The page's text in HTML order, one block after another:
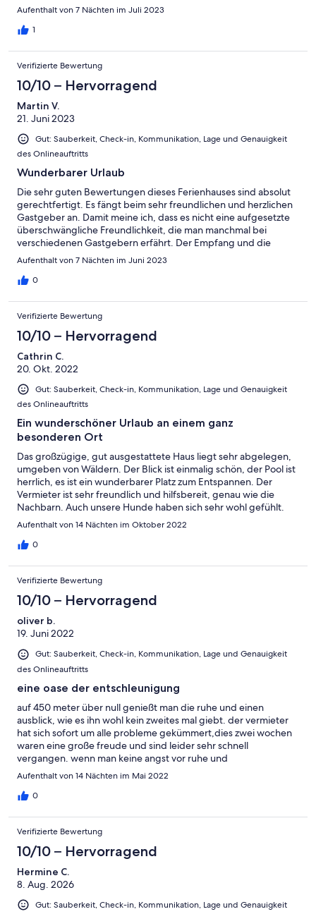
Aufenthalt von 7 Nächten im Juli 2023
1
Verifizierte Bewertung
10/10 – Hervorragend
Martin V.
21. Juni 2023
Gut: Sauberkeit, Check-in, Kommunikation, Lage und Genauigkeit
des Onlineauftritts
Wunderbarer Urlaub
Die sehr guten Bewertungen dieses Ferienhauses sind absolut
gerechtfertigt. Es fängt beim sehr freundlichen und herzlichen
Gastgeber an. Damit meine ich, dass es nicht eine aufgesetzte
überschwängliche Freundlichkeit, die man manchmal bei
verschiedenen Gastgebern erfährt. Der Empfang und die
Betreuung einfach ehrlich, umsorgend und bodenständig! Die
spricht etwas französisch und spanisch). Die Aussicht ist einfach
man eine total entspannende Umgebung. Das Haus ist überaus
geräumig und auch für mehr Personen durchaus bequem. Die
Einrichtung ist rustikal, aber geschmackvoll. Es ist alles
Notwendige vorhanden (Geräte, Ausstattung etc.). Die Anfahrt
erwies sich wider Erwarten als weniger schwierig. Man ist
jedoch etwas "Weg vom Schuss" - sprich, es dauert dann doch
10-15min bis man zu Geschäften des täglichen Bedarfs kommt.
Dafür ist man aber für sich (man trifft nur ganz gelegentlich den
freundlichen Nachbar). Vom Domizil ist man in relativ kurzer Zeit
am Meer (35-45min). Bei Argelès sur Mer oder Leucate findet
man auch sehr schöne Hundestrände. Für kulturelle Kurztrips
und Girona. Es ist einfach eine tolle Gegend dort in Katalonien
zwischen Frankreich und Spanien!! Wir können einen Aufenthalt
in diesem Ferienhaus für eine Familie mit Hunden
uneingeschränkt empfehlen!
Aufenthalt von 7 Nächten im Juni 2023
0
Verifizierte Bewertung
10/10 – Hervorragend
Cathrin C.
20. Okt. 2022
Gut: Sauberkeit, Check-in, Kommunikation, Lage und Genauigkeit
des Onlineauftritts
Ein wunderschöner Urlaub an einem ganz
besonderen Ort
Das großzügige, gut ausgestattete Haus liegt sehr abgelegen,
umgeben von Wäldern. Der Blick ist einmalig schön, der Pool ist
herrlich, es ist ein wunderbarer Platz zum Entspannen. Der
Vermieter ist sehr freundlich und hilfsbereit, genau wie die
Nachbarn. Auch unsere Hunde haben sich sehr wohl gefühlt.
Wir waren ein bisschen traurig, als wir wieder abreisen mussten.
Aufenthalt von 14 Nächten im Oktober 2022
0
Verifizierte Bewertung
10/10 – Hervorragend
oliver b.
19. Juni 2022
Gut: Sauberkeit, Check-in, Kommunikation, Lage und Genauigkeit
des Onlineauftritts
eine oase der entschleunigung
auf 450 meter über null genießt man die ruhe und einen
ausblick, wie es ihn wohl kein zweites mal giebt. der vermieter
hat sich sofort um alle probleme gekümmert,dies zwei wochen
waren eine große freude und sind leider sehr schnell
vergangen. wenn man keine angst vor ruhe und
abgeschiedenheit hat, ist man hier genau richtig. wir werden
Aufenthalt von 14 Nächten im Mai 2022
0
Verifizierte Bewertung
10/10 – Hervorragend
Hermine C.
8. Aug. 2026
Gut: Sauberkeit, Check-in, Kommunikation, Lage und Genauigkeit